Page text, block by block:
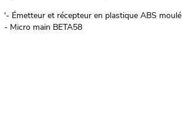
'- Émetteur et récepteur en plastique ABS moulé
- Micro main BETA58